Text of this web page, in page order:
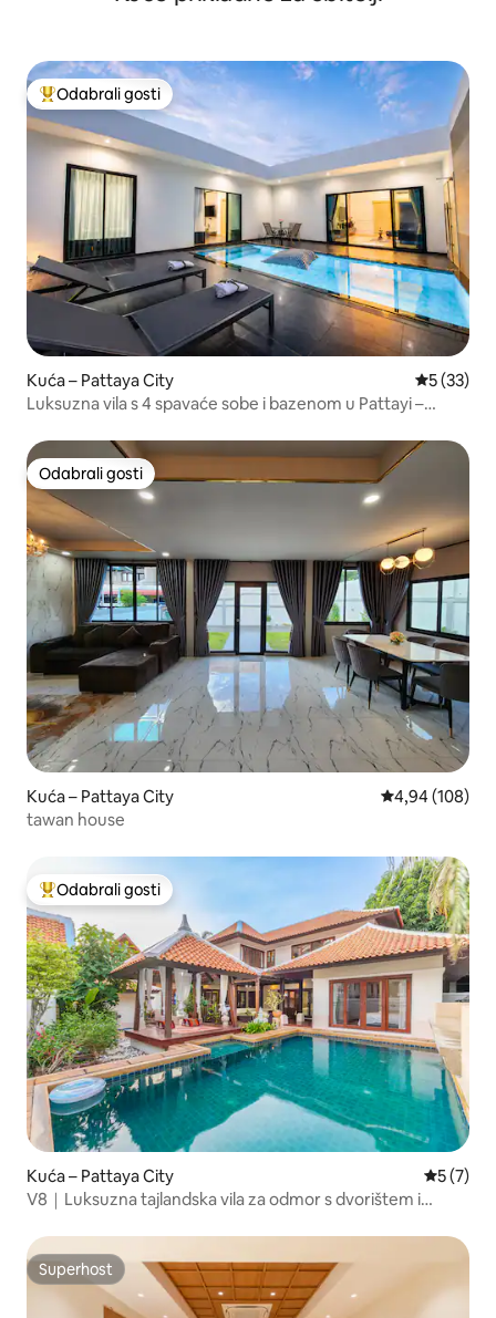
Među najviše rangiranima s oznakom „Odabrali gosti”
Odabrali gosti
Kuća – Pattaya City Prosječna
5 (33)
Luksuzna vila s 4 spavaće sobe i bazenom u Pattayi –
Odabrali gosti
Odabrali gosti
Kuća – Pattaya City Prosječna
4,94 (108)
tawan house
Među najviše rangiranima s oznakom „Odabrali gosti”
Odabrali gosti
Kuća – Pattaya City
5 (7)
V8｜Luksuzna tajlandska vila za odmor s dvorištem i
zatvorena zajednica Thaibali u centru grada｜Veliki
zajednički prostor｜Blizu šetnice uz more
Superhost
Superhost